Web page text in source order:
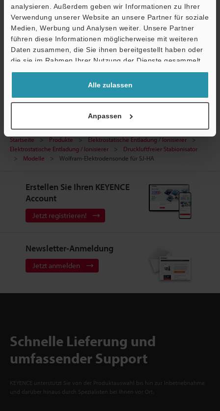
analysieren. Außerdem geben wir Informationen zu Ihrer
Verwendung unserer Website an unsere Partner für soziale
Medien, Werbung und Analysen weiter. Unsere Partner
führen diese Informationen möglicherweise mit weiteren
Daten zusammen, die Sie ihnen bereitgestellt haben oder
die sie im Rahmen Ihrer Nutzung der Dienste gesammelt
haben.
Alle zulassen
Anpassen
Handbücher
Fragen
Terminwunsch
Testgerät anfordern
Elektrostatische Entladung / Ionisierer
Startseite Produkte
Elektrostatische Entladung / Ionisierer
Elektrostatische Entladung / Ionisierer
Druckluftfreier Stabionisator
Modelle
Wolfram-Elektrodensonde für SJ-HA
Erstellen Sie Ihren KEYENCE
Account
Jetzt registrieren!
Newsletter-Anmeldung
Jetzt anmelden
Schnelle Lieferung und
umfassender Support
KEYENCE unterstützt Sie von der Produktauswahl bis hin zur Inbetriebnahme
und darüber hinaus durch Spezialisten bei Ihnen vor Ort.
Support